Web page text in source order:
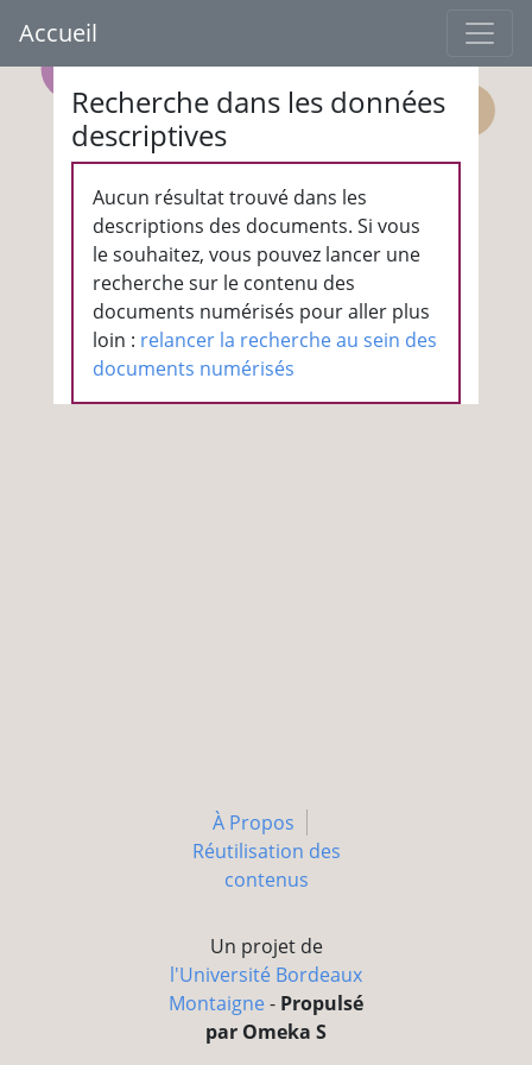
Accueil
Recherche dans les données
descriptives
Aucun résultat trouvé dans les
descriptions des documents. Si vous
le souhaitez, vous pouvez lancer une
recherche sur le contenu des
documents numérisés pour aller plus
loin : relancer la recherche au sein des
documents numérisés
À Propos
Réutilisation des
contenus
Un projet de
l'Université Bordeaux
Montaigne - Propulsé
par Omeka S